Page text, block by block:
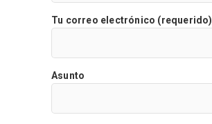
Tu correo electrónico (requerido)
Asunto